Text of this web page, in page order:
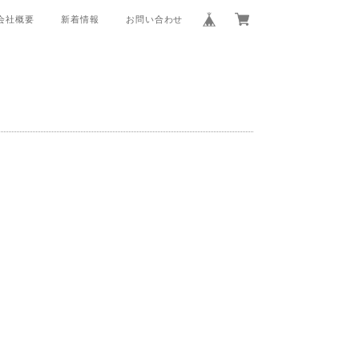
社概要 新着情報 お問い合わせ